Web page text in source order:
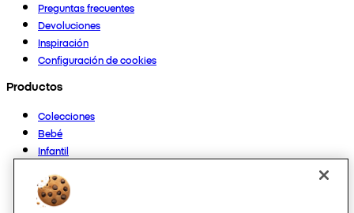
Preguntas frecuentes
Devoluciones
Inspiración
Configuración de cookies
Productos
Colecciones
Bebé
Infantil
Mujer
Hombre